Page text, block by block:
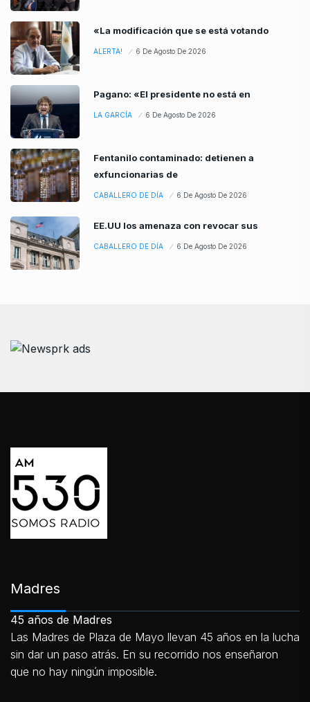
«La modificación que se está votando
ALERTA! 6 De Agosto De 2026
Pagano: «El presidente no está en
LA GARCÍA 6 De Agosto De 2026
Fentanilo contaminado: detienen a
exfuncionarias de
CABALLERO DE DÍA 6 De Agosto De 2026
EE.UU los amenaza con revocar sus
CABALLERO DE DÍA 6 De Agosto De 2026
Madres
45 años de Madres
Las Madres de Plaza de Mayo llevan 45 años en la lucha
sin dar un paso atrás. En su recorrido nos enseñaron
que no hay ningún imposible.